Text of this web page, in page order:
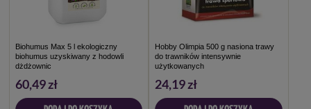
Biohumus Max 5 l ekologiczny
biohumus uzyskiwany z hodowli
dżdżownic
60,49 zł
Hobby Olimpia 500 g nasiona trawy
do trawników intensywnie
użytkowanych
24,19 zł